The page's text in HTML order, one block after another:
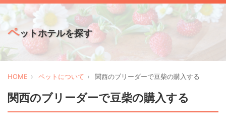
ペットホテルを探す
HOME ペットについて 関西のブリーダーで豆柴の購入する
関西のブリーダーで豆柴の購入する